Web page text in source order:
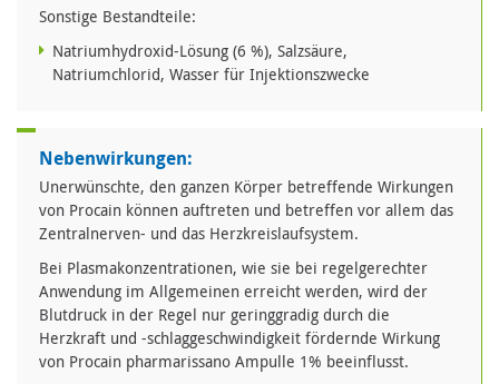
Sonstige Bestandteile:
Natriumhydroxid-Lösung (6 %), Salzsäure,
Natriumchlorid, Wasser für Injektionszwecke
Nebenwirkungen:
Unerwünschte, den ganzen Körper betreffende Wirkungen
von Procain können auftreten und betreffen vor allem das
Zentralnerven- und das Herzkreislaufsystem.
Bei Plasmakonzentrationen, wie sie bei regelgerechter
Anwendung im Allgemeinen erreicht werden, wird der
Blutdruck in der Regel nur geringgradig durch die
Herzkraft und -schlaggeschwindigkeit fördernde Wirkung
von Procain pharmarissano Ampulle 1% beeinflusst.